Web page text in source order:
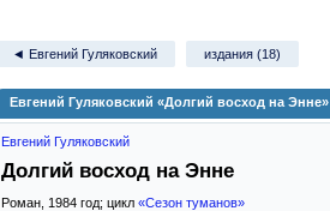
◄ Евгений Гуляковский издания (18)
Евгений Гуляковский «Долгий восход на Энне»
Евгений Гуляковский
Долгий восход на Энне
Роман, 1984 год; цикл «Сезон туманов»